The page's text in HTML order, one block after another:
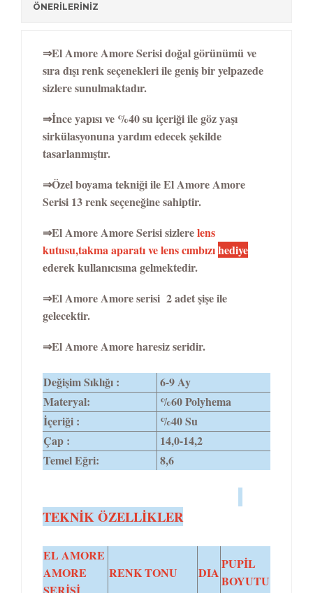
ÖNERİLERİNİZ
⇒El Amore Amore Serisi doğal görünümü ve
sıra dışı renk seçenekleri ile geniş bir yelpazede
sizlere sunulmaktadır.
⇒İnce yapısı ve %40 su içeriği ile göz yaşı
sirkülasyonuna yardım edecek şekilde
tasarlanmıştır.
⇒Özel boyama tekniği ile El Amore Amore
Serisi 13 renk seçeneğine sahiptir.
⇒El Amore Amore Serisi sizlerelens
kutusu,takma aparatı ve lenscımbızıhediye
ederek kullanıcısına gelmektedir.
⇒El Amore Amore serisi 2 adet şişe ile
gelecektir.
⇒El Amore Amore haresiz seridir.
Değişim Sıklığı :
6-9 Ay
Materyal:
%60 Polyhema
İçeriği :
%40 Su
Çap :
14,0-14,2
Temel Eğri:
8,6
TEKNİK ÖZELLİKLER
EL AMORE
AMORE
RENK TONU DIA
PUPİL
BOYUTU